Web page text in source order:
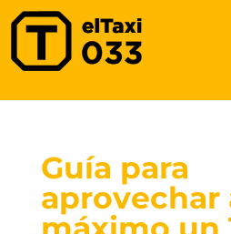
Guía para
aprovechar